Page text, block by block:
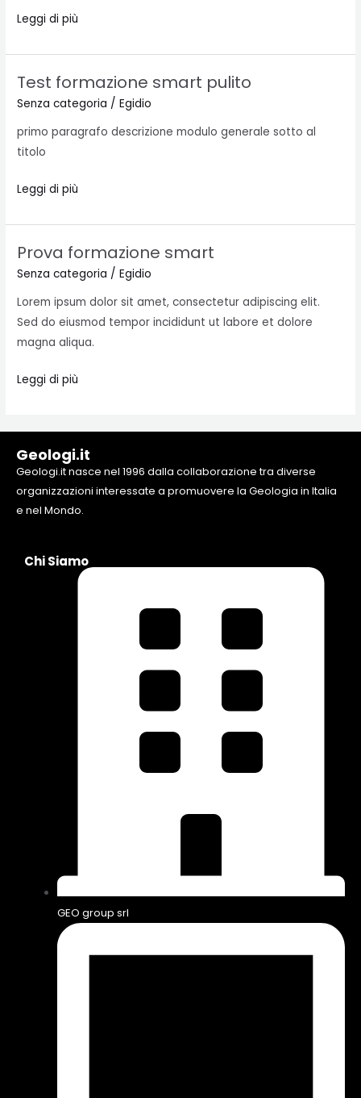
Leggi di più
Test formazione smart pulito
Senza categoria /Egidio
primo paragrafo descrizione modulo generale sotto al
titolo
Test
formazione
pulito
Leggi di più
Prova formazione smart
Senza categoria /Egidio
Lorem ipsum dolor sit amet, consectetur adipiscing elit.
Sed do eiusmod tempor incididunt ut labore et dolore
magna aliqua.
Prova
formazione
Leggi di più
Geologi.it
Geologi.it nasce nel 1996 dalla collaborazione tra diverse
organizzazioni interessate a promuovere la Geologia in Italia
e nel Mondo.
Chi Siamo
GEO group srl